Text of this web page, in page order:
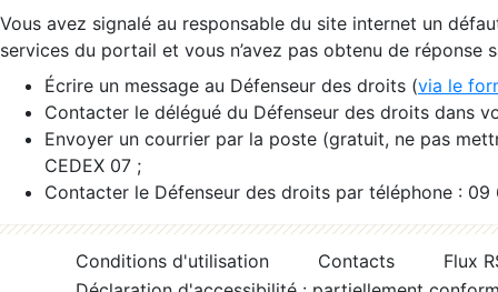
Vous avez signalé au responsable du site internet un
services du portail et vous n’avez pas obtenu de réponse
Écrire un message au Défenseur des droits (via le
Contacter le délégué du Défenseur des droits dans
Envoyer un courrier par la poste (gratuit, ne pas
CEDEX 07 ;
Contacter le Défenseur des droits par téléphone :
Conditions d'utilisation Contacts
Flux